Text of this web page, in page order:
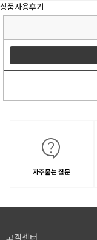
상품사용후기
자주묻는 질문
고객센터